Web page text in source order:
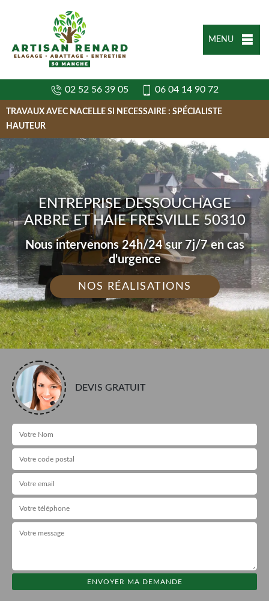
MENU
02 52 56 39 05 06 04 14 90 72
TRAVAUX AVEC NACELLE SI NECESSAIRE : SPÉCIALISTE
HAUTEUR
ENTREPRISE DESSOUCHAGE
ARBRE ET HAIE FRESVILLE 50310
Nous intervenons 24h/24 sur 7j/7 en cas
d'urgence
NOS RÉALISATIONS
DEVIS GRATUIT